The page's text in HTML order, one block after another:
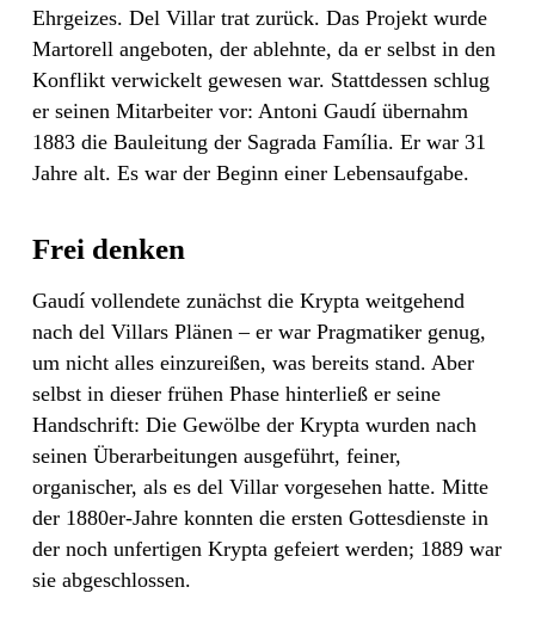
Ehrgeizes. Del Villar trat zurück. Das Projekt wurde
Martorell angeboten, der ablehnte, da er selbst in den
Konflikt verwickelt gewesen war. Stattdessen schlug
er seinen Mitarbeiter vor: Antoni Gaudí übernahm
1883 die Bauleitung der Sagrada Família. Er war 31
Jahre alt. Es war der Beginn einer Lebensaufgabe.
Frei denken
Gaudí vollendete zunächst die Krypta weitgehend
nach del Villars Plänen – er war Pragmatiker genug,
um nicht alles einzureißen, was bereits stand. Aber
selbst in dieser frühen Phase hinterließ er seine
Handschrift: Die Gewölbe der Krypta wurden nach
seinen Überarbeitungen ausgeführt, feiner,
organischer, als es del Villar vorgesehen hatte. Mitte
der 1880er-Jahre konnten die ersten Gottesdienste in
der noch unfertigen Krypta gefeiert werden; 1889 war
sie abgeschlossen.